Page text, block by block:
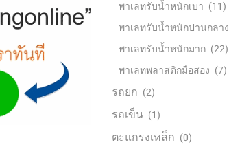
พาเลทรับน้ำหนักเบา (11)
พาเลทรับน้ำหนักปานกลาง
พาเลทรับน้ำหนักมาก (22)
พาเลทพลาสติกมือสอง (7)
รถยก (2)
รถเข็น (1)
ตะแกรงเหล็ก (0)